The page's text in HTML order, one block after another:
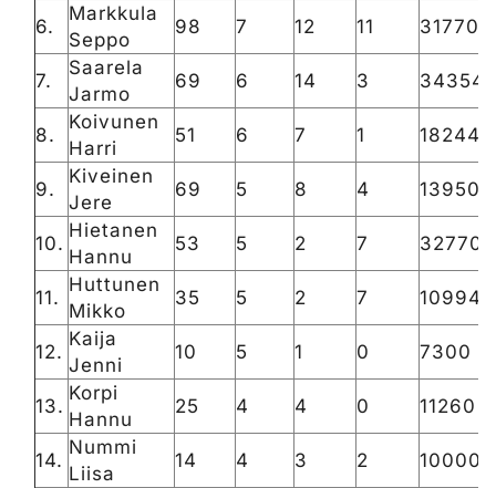
6.
Markkula
Seppo
98 7 12 11 31770
7.
Saarela
Jarmo
69 6 14 3 34354
8.
Koivunen
Harri
51 6 7 1 18244
9.
Kiveinen
Jere
69 5 8 4 13950
10.
Hietanen
Hannu
53 5 2 7 32770
11.
Huttunen
Mikko
35 5 2 7 10994
12.
Kaija
Jenni
10 5 1 0 7300
13.
Korpi
Hannu
25 4 4 0 11260
14.
Nummi
Liisa
14 4 3 2 10000